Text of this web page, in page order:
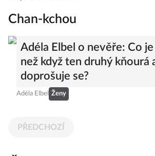
Chan-kchou
Adéla Elbel o nevěře: Co
než když ten druhý kňourá
doprošuje se?
Adéla Elbel Ženy
PŘEDCHOZÍ